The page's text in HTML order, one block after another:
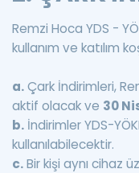
Remzi Hoca YDS -
kullanım ve katılım
a.Çark İndirimleri,
aktif olacak ve 30
b. İndirimler YDS-
kullanılabilecektir.
c.Bir kişi aynı cihaz